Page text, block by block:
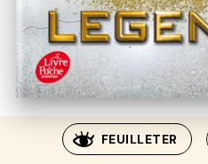
FEUILLETER